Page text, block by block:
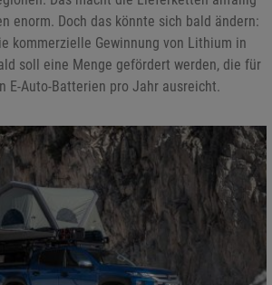
enorm. Doch das könnte sich bald ändern:
kommerzielle Gewinnung von Lithium in
soll eine Menge gefördert werden, die für
E-Auto-Batterien pro Jahr ausreicht.